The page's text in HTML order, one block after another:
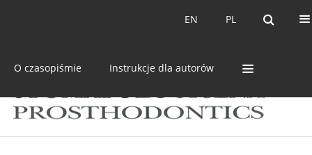
PL
EN PL
EN
O czasopiśmie Instrukcje dla autorów